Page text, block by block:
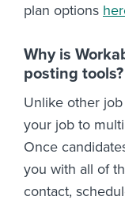
plan options
Why is
posting tools?
Unlike other
your job to
Once
you with all of
contact,